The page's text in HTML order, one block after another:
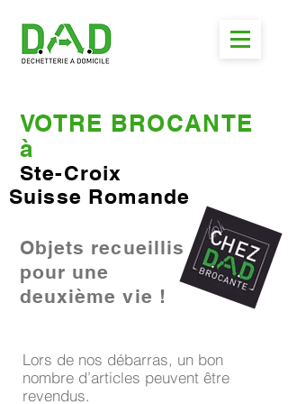
VOTRE BROCANTE
à
Ste-Croix
Suisse Romande
Objets recueillis
pour une
deuxième vie !
Lors de nos débarras, un bon
nombre d’articles peuvent être
revendus.